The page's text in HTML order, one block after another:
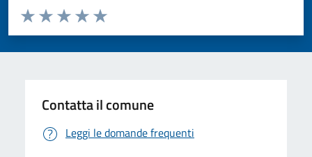
Valuta da 1 a 5 stelle la pagina
Valuta 5 stelle su 5
Valuta 4 stelle su 5
Valuta 3 stelle su 5
Valuta 2 stelle su 5
Valuta 1 stelle su 5
Contatta il comune
Leggi le domande frequenti